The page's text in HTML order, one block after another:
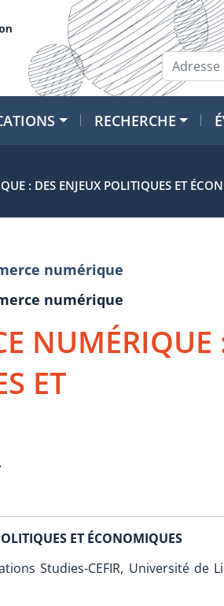
RECHERCHE
: DES ENJEUX POLITIQUES ET
numérique
numérique
NUMÉRIQUE
ET
ET ÉCONOMIQUES
Studies-CEFIR, Université de